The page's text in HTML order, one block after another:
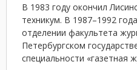
В 1983 году окончил
техникум. В 1987–1992
отделении факультета
Петербургском
специальности «газетная